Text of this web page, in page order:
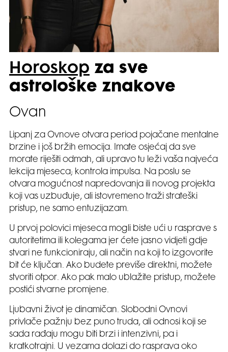
Horoskop za sve
astrološke znakove
Ovan
Lipanj za Ovnove otvara period pojačane mentalne
brzine i još bržih emocija. Imate osjećaj da sve
morate riješiti odmah, ali upravo tu leži vaša najveća
lekcija mjeseca; kontrola impulsa. Na poslu se
otvara mogućnost napredovanja ili novog projekta
koji vas uzbuđuje, ali istovremeno traži strateški
pristup, ne samo entuzijazam.
U prvoj polovici mjeseca mogli biste ući u rasprave s
autoritetima ili kolegama jer ćete jasno vidjeti gdje
stvari ne funkcioniraju, ali način na koji to izgovorite
bit će ključan. Ako budete previše direktni, možete
stvoriti otpor. Ako pak malo ublažite pristup, možete
postići stvarne promjene.
Ljubavni život je dinamičan. Slobodni Ovnovi
privlače pažnju bez puno truda, ali odnosi koji se
sada rađaju mogu biti brzi i intenzivni, pa i
kratkotrajni. U vezama dolazi do rasprava oko